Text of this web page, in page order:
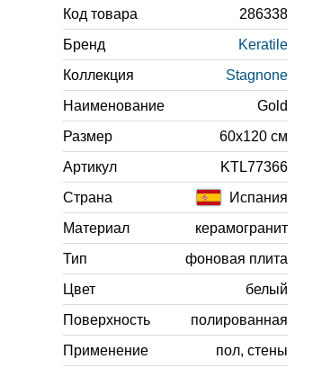
Код товара
286338
Бренд
Keratile
Коллекция
Stagnone
Наименование
Gold
Размер
60x120 см
Артикул
KTL77366
Страна
Испания
Материал
керамогранит
Тип
фоновая плита
Цвет
белый
Поверхность
полированная
Применение
пол, стены